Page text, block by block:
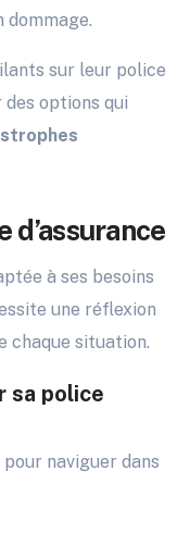
dommage.
sur leur police
des options qui
d’assurance
à ses besoins
une réflexion
chaque situation.
sa police
naviguer dans